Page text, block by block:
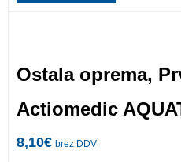
Ostala oprema,
Actiomedic
8,10€ brez DDV